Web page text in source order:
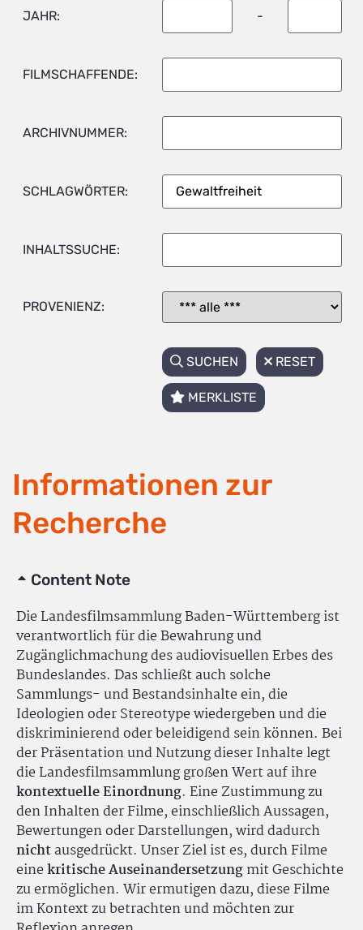
JAHR: -
FILMSCHAFFENDE:
ARCHIVNUMMER:
SCHLAGWÖRTER:
INHALTSSUCHE:
PROVENIENZ:
SUCHEN RESET
MERKLISTE
Informationen zur
Recherche
Content Note
Die Landesfilmsammlung Baden-Württemberg ist
verantwortlich für die Bewahrung und
Zugänglichmachung des audiovisuellen Erbes des
Bundeslandes. Das schließt auch solche
Sammlungs- und Bestandsinhalte ein, die
Ideologien oder Stereotype wiedergeben und die
diskriminierend oder beleidigend sein können. Bei
der Präsentation und Nutzung dieser Inhalte legt
die Landesfilmsammlung großen Wert auf ihre
kontextuelle Einordnung. Eine Zustimmung zu
den Inhalten der Filme, einschließlich Aussagen,
Bewertungen oder Darstellungen, wird dadurch
nichtausgedrückt. Unser Ziel ist es, durch Filme
einekritische Auseinandersetzungmit Geschichte
zu ermöglichen. Wir ermutigen dazu, diese Filme
im Kontext zu betrachten und möchten zur